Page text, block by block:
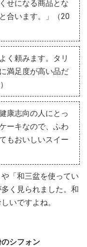
せになる商品とな
合います。」（20
く頼みます。タリ
満足度が高い品だ
康志向の人にとっ
ーキなので、ふわ
もおいしいスイー
「和三盆を使ってい
く見られました。和
いですよね。
シフォン